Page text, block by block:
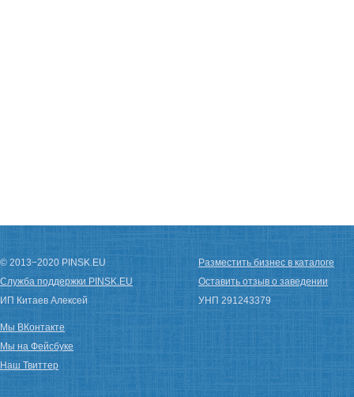
© 2013−2020 PINSK.EU
Служба поддержки PINSK.EU
ИП Китаев Алексей
Разместить бизнес в каталоге
Оставить отзыв о заведении
УНП 291243379
Мы ВКонтакте
Мы на Фейсбуке
Наш Твиттер